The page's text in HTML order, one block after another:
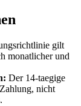
gilt
monatlicher und
Der 14-taegige
nicht